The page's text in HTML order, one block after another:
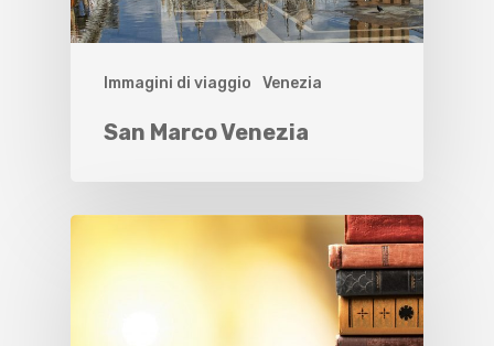
Immagini di viaggio Venezia
San Marco Venezia